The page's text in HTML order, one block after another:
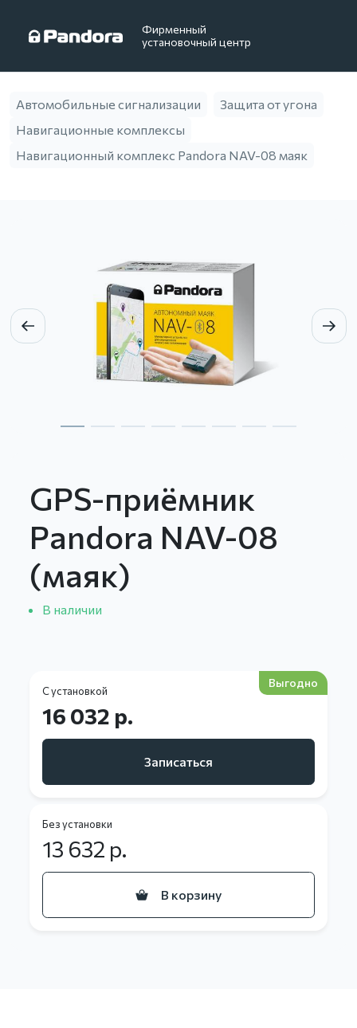
Фирменный
установочный центр
Автомобильные сигнализации
Защита от угона
Навигационные комплексы
Навигационный комплекс Pandora NAV-08 маяк
GPS-приёмник
Pandora NAV-08
(маяк)
В наличии
С установкой
Выгодно
16 032 р.
Записаться
Без установки
13 632 р.
В корзину